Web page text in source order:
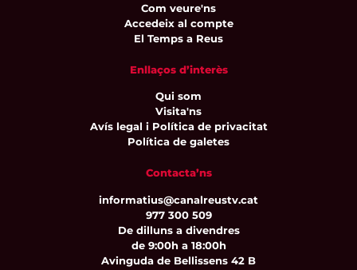
Com veure'ns
Accedeix al compte
El Temps a Reus
Enllaços d’interès
Qui som
Visita'ns
Avís legal i Política de privacitat
Política de galetes
Contacta’ns
informatius@canalreustv.cat
977 300 509
De dilluns a divendres
de 9:00h a 18:00h
Avinguda de Bellissens 42 B